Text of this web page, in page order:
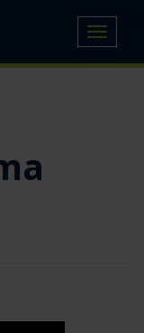
Toggle